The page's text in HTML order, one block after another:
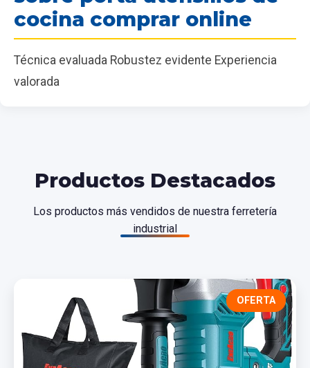
cocina comprar online
Técnica evaluada Robustez evidente Experiencia
valorada
Productos Destacados
Los productos más vendidos de nuestra ferretería
industrial
OFERTA